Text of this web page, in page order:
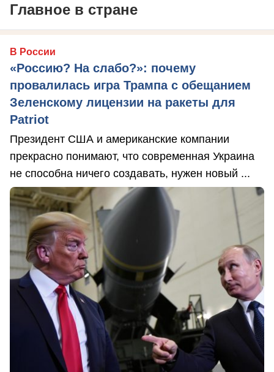
Главное в стране
В России
«Россию? На слабо?»: почему
провалилась игра Трампа с обещанием
Зеленскому лицензии на ракеты для
Patriot
Президент США и американские компании
прекрасно понимают, что современная Украина
не способна ничего создавать, нужен новый ...